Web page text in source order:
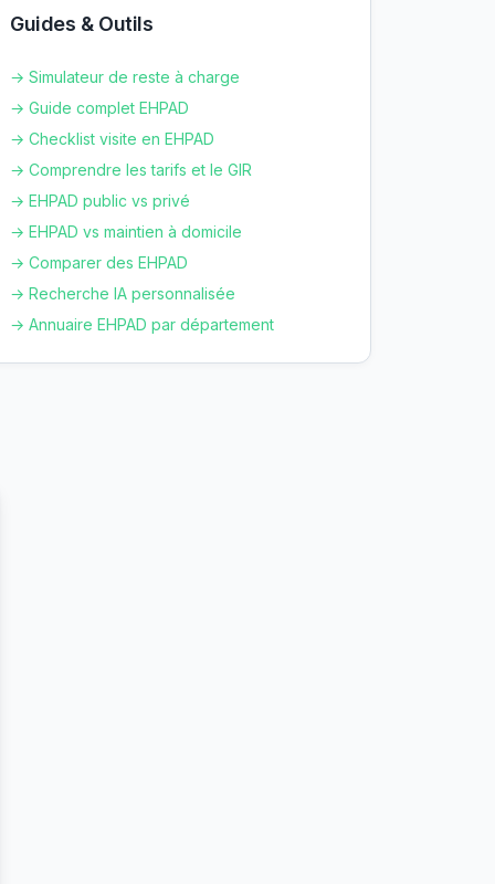
Guides & Outils
→ Simulateur de reste à charge
→ Guide complet EHPAD
→ Checklist visite en EHPAD
→ Comprendre les tarifs et le GIR
→ EHPAD public vs privé
→ EHPAD vs maintien à domicile
→ Comparer des EHPAD
→ Recherche IA personnalisée
→ Annuaire EHPAD par département